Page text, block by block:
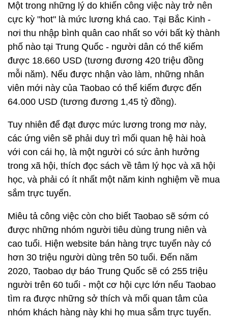
Một trong những lý do khiến công việc này trở nên
cực kỳ "hot" là mức lương khá cao. Tại Bắc Kinh -
nơi thu nhập bình quân cao nhất so với bất kỳ thành
phố nào tại Trung Quốc - người dân có thể kiếm
được 18.660 USD (tương đương 420 triệu đồng
mỗi năm). Nếu được nhận vào làm, những nhân
viên mới này của Taobao có thể kiếm được đến
64.000 USD (tương đương 1,45 tỷ đồng).
Tuy nhiên để đạt được mức lương trong mơ này,
các ứng viên sẽ phải duy trì mối quan hệ hài hoà
với con cái họ, là một người có sức ảnh hưởng
trong xã hội, thích đọc sách về tâm lý học và xã hội
học, và phải có ít nhất một năm kinh nghiệm về mua
sắm trực tuyến.
Miêu tả công việc còn cho biết Taobao sẽ sớm có
được những nhóm người tiêu dùng trung niên và
cao tuổi. Hiện website bán hàng trực tuyến này có
hơn 30 triệu người dùng trên 50 tuổi. Đến năm
2020, Taobao dự báo Trung Quốc sẽ có 255 triệu
người trên 60 tuổi - một cơ hội cực lớn nếu Taobao
tìm ra được những sở thích và mối quan tâm của
nhóm khách hàng này khi họ mua sắm trực tuyến.